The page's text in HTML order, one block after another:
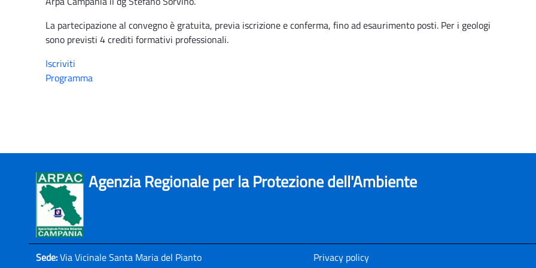
La partecipazione al convegno è gratuita, previa iscrizione e conferma, fino ad esaurimento posti. Per i geologi
sono previsti 4 crediti formativi professionali.
Iscriviti
Programma
Agenzia Regionale per la Protezione dell'Ambiente
Sede:Via Vicinale Santa Maria del Pianto
Privacy policy